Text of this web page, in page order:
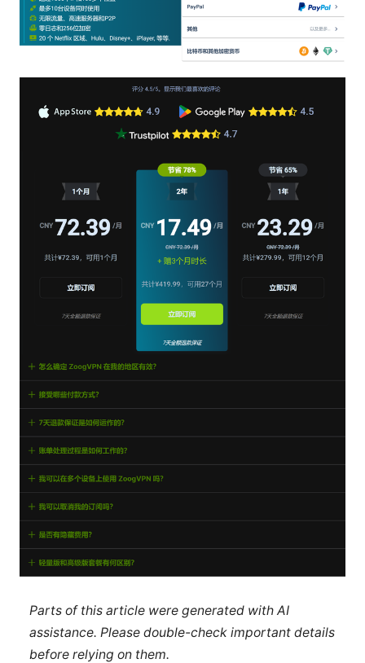
Parts of this article were generated with AI
assistance. Please double-check important details
before relying on them.